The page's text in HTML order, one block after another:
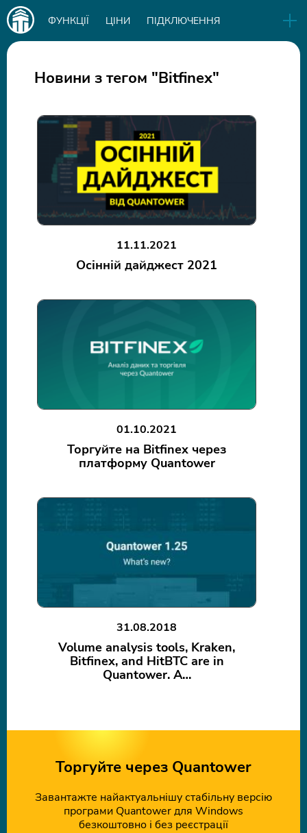
Main
navigation
ФУНКЦІЇ ЦІНИ ПІДКЛЮЧЕННЯ
Новини з тегом "Bitfinex"
11.11.2021
Осінній дайджест 2021
01.10.2021
Торгуйте на Bitfinex через
платформу Quantower
31.08.2018
Volume analysis tools, Kraken,
Bitfinex, and HitBTC are in
Quantower. A…
Торгуйте через Quantower
Завантажте найактуальнішу стабільну версію
програми Quantower для Windows
безкоштовно і без реєстрації